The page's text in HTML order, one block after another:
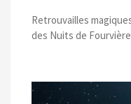
Retrouvailles
des Nuits de Fourvière